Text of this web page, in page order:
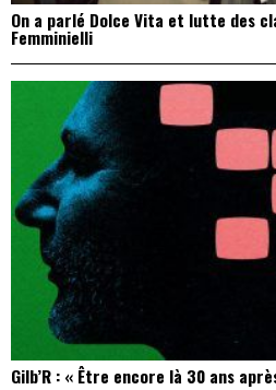
On a parlé Dolce Vita et lutte des
Femminielli
Gilb’R : « Être encore là 30 ans